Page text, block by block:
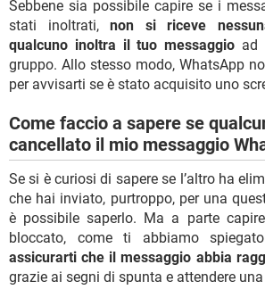
Sebbene sia possibile capire se i
stati inoltrati,non si riceve
qualcuno inoltra il tuo messaggio ad
gruppo. Allo stesso modo, WhatsApp
per avvisarti se è stato acquisito uno
Come faccio a sapere se
cancellato il mio messaggio
Se si è curiosi di sapere se l’altro ha
che hai inviato, purtroppo, per una
è possibile saperlo. Ma a parte
bloccato, come ti abbiamo
assicurarti che il messaggio abbia
grazie ai segni di spunta e attendere